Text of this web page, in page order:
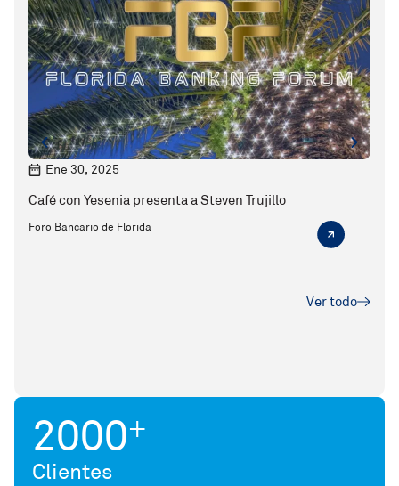
Ene 30, 2025
Café con Yesenia presenta a Steven Trujillo
Foro Bancario de Florida
Ver todo
2000+
Clientes